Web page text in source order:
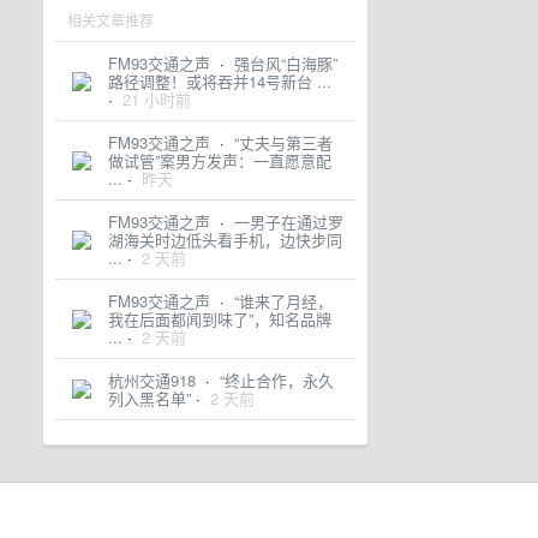
相关文章推荐
FM93交通之声 · 强台风“白海豚”
路径调整！或将吞并14号新台 ...
· 21 小时前
FM93交通之声 · “丈夫与第三者
做试管”案男方发声：一直愿意配
... · 昨天
FM93交通之声 · 一男子在通过罗
湖海关时边低头看手机，边快步同
... · 2 天前
FM93交通之声 · “谁来了月经，
我在后面都闻到味了”，知名品牌
... · 2 天前
杭州交通918 · “终止合作，永久
列入黑名单” · 2 天前